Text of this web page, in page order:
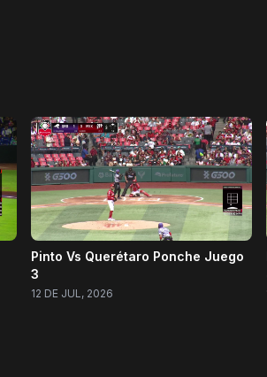
Pinto Vs Querétaro Ponche Juego
3
12 DE JUL, 2026